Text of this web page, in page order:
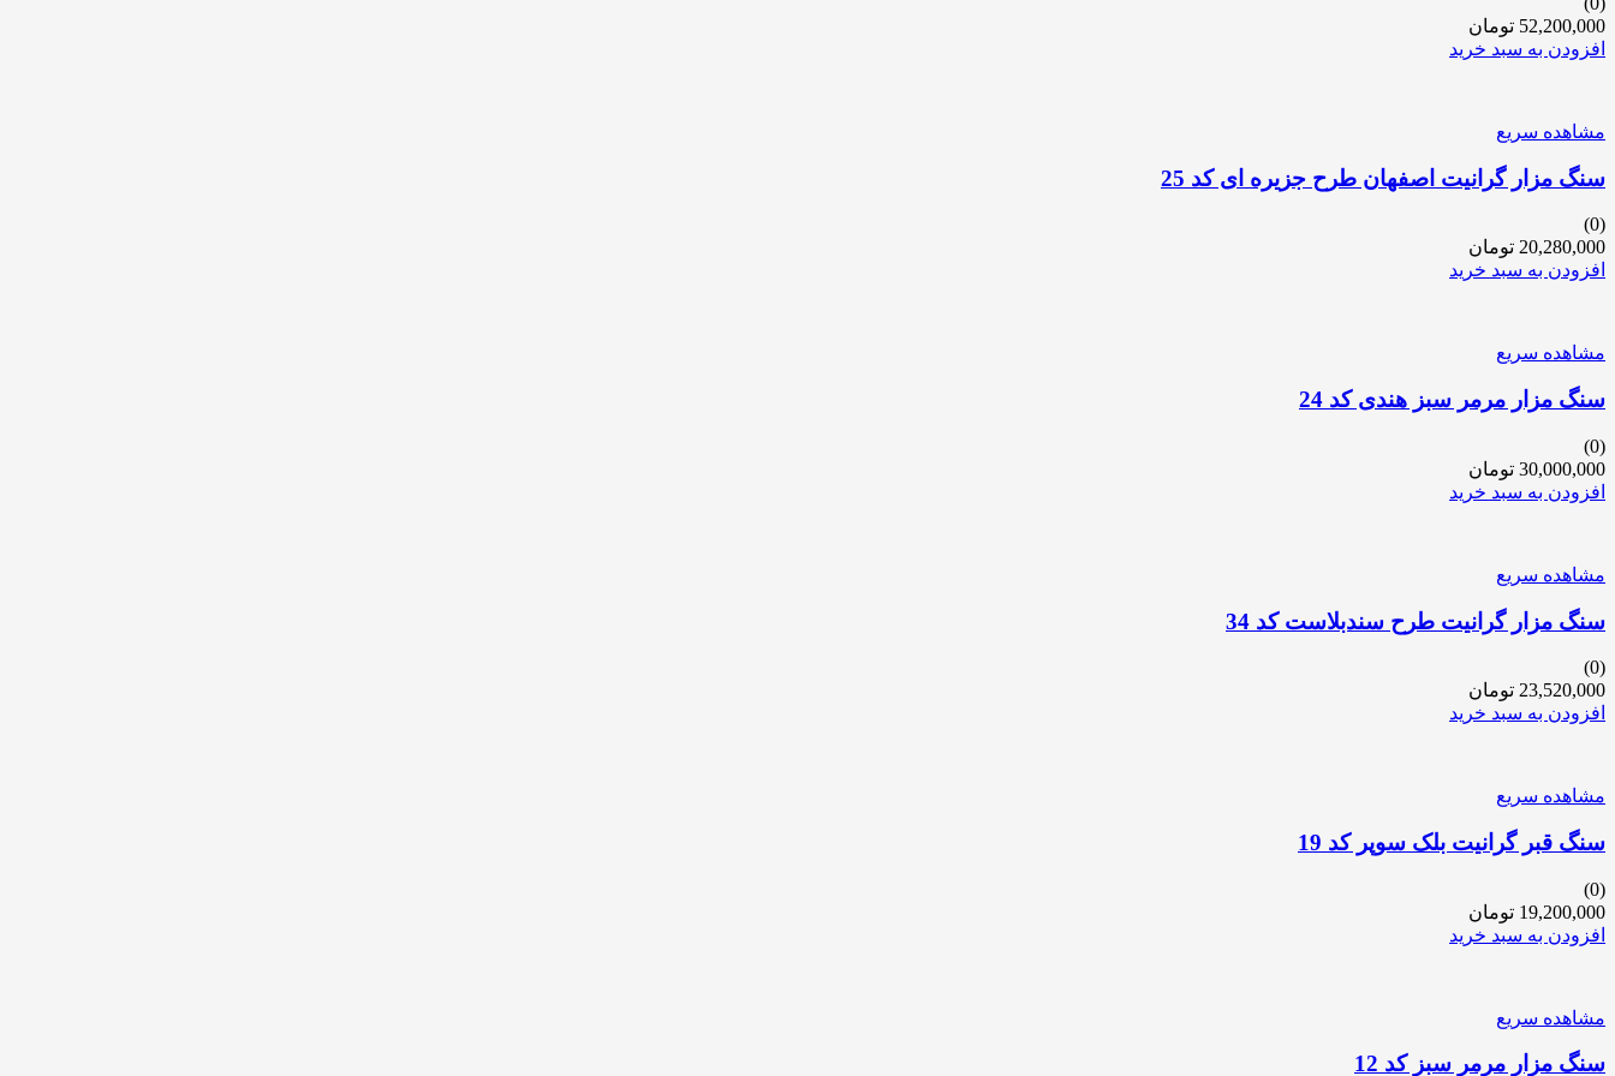
52,200,000 تومان
افزودن به سبد خرید
مشاهده سریع
سنگ مزار گرانیت اصفهان طرح جزیره ای کد 25
(0)
20,280,000 تومان
افزودن به سبد خرید
مشاهده سریع
سنگ مزار مرمر سبز هندی کد 24
(0)
30,000,000 تومان
افزودن به سبد خرید
مشاهده سریع
سنگ مزار گرانیت طرح سندبلاست کد 34
(0)
23,520,000 تومان
افزودن به سبد خرید
مشاهده سریع
سنگ قبر گرانیت بلک سوپر کد 19
(0)
19,200,000 تومان
افزودن به سبد خرید
مشاهده سریع
سنگ مزار مرمر سبز کد 12